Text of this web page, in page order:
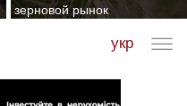
зерновой рынок
укр